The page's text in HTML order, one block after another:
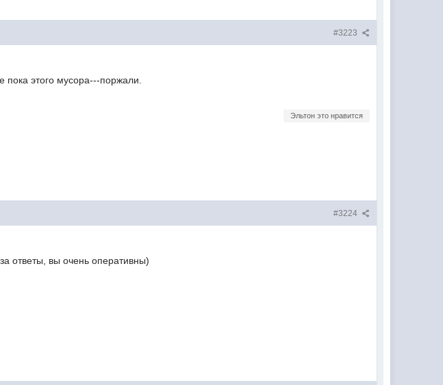
#3223
этого мусора---поржали.
Эльтон это нравится
#3224
ответы, вы очень оперативны)